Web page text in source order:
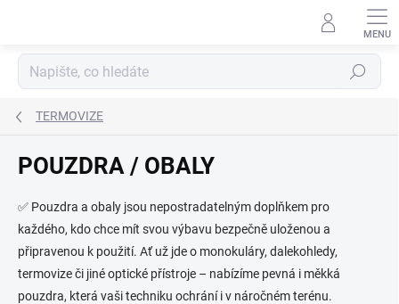
Hledat
TERMOVIZE
POUZDRA / OBALY
✅ Pouzdra a obaly jsou nepostradatelným doplňkem pro
každého, kdo chce mít svou výbavu bezpečně uloženou a
připravenou k použití. Ať už jde o monokuláry, dalekohledy,
termovize či jiné optické přístroje – nabízíme pevná i měkká
pouzdra, která vaši techniku ochrání i v náročném terénu.